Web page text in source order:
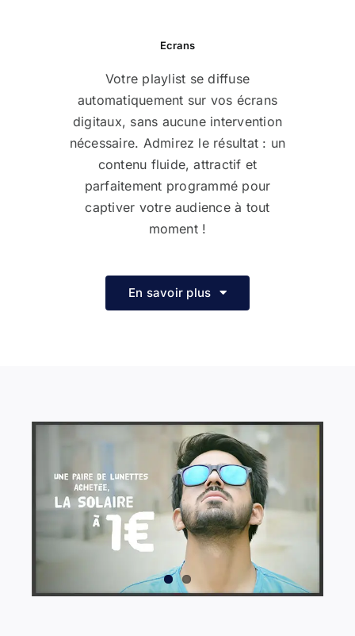
Ecrans
Votre playlist se diffuse
automatiquement sur vos écrans
digitaux, sans aucune intervention
nécessaire. Admirez le résultat : un
contenu fluide, attractif et
parfaitement programmé pour
captiver votre audience à tout
moment !
En savoir plus